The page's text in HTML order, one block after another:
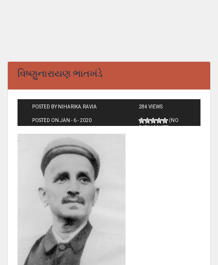
વિષ્ણુનારાયણ ભાતખંડે
POSTED BY NIHARIKA.RAVIA
POSTED ON JAN - 6 - 2020
284 VIEWS
(NO
RATINGS YET)